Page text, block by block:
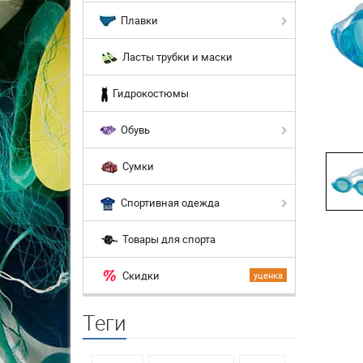
Плавки
Ласты трубки и маски
Гидрокостюмы
Обувь
Сумки
Спортивная одежда
Товары для спорта
уценка
Скидки
Теги